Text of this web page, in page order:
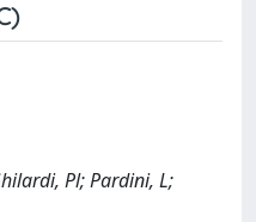
Pl; Pardini, L;